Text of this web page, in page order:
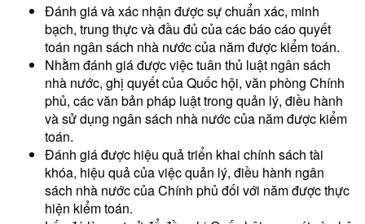
Đánh giá và xác nhận được sự chuẩn xác, minh
bạch, trung thực và đầu đủ của các báo cáo quyết
toán ngân sách nhà nước của năm được kiểm toán.
Nhằm đánh giá được việc tuân thủ luật ngân sách
nhà nước, ghị quyết của Quốc hội, văn phòng Chính
phủ, các văn bản pháp luật trong quản lý, điều hành
và sử dụng ngân sách nhà nước của năm được kiểm
toán.
Đánh giá được hiệu quả triển khai chính sách tài
khóa, hiệu quả của việc quản lý, điều hành ngân
sách nhà nước của Chính phủ đối với năm được thực
hiện kiểm toán.